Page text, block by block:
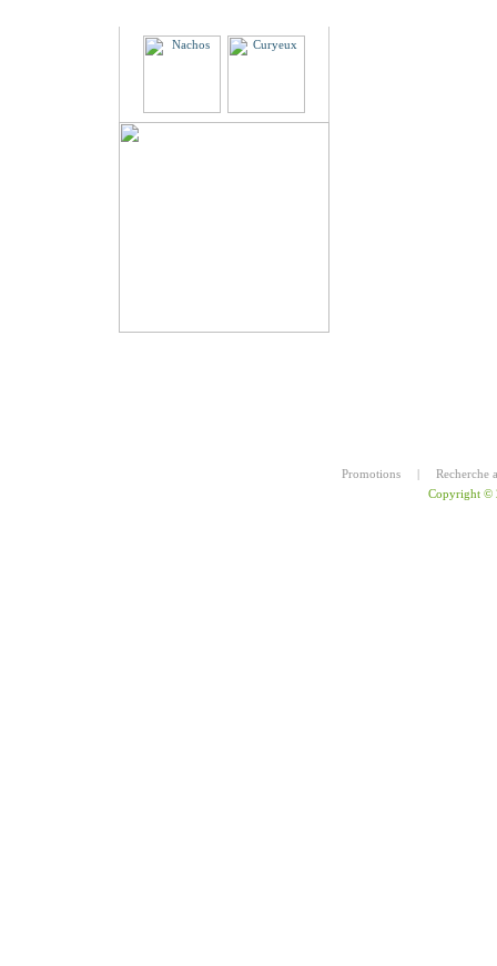
Promotions |
Recherche
Copyright ©